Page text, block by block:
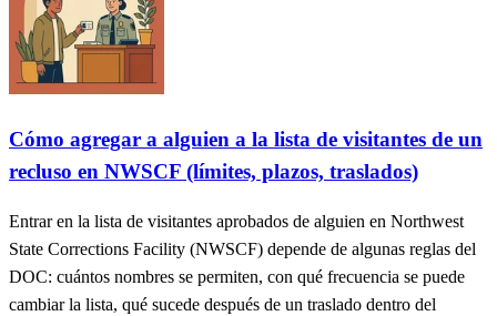
Cómo agregar a alguien a la lista de visitantes de un
recluso en NWSCF (límites, plazos, traslados)
Entrar en la lista de visitantes aprobados de alguien en Northwest
State Corrections Facility (NWSCF) depende de algunas reglas del
DOC: cuántos nombres se permiten, con qué frecuencia se puede
cambiar la lista, qué sucede después de un traslado dentro del